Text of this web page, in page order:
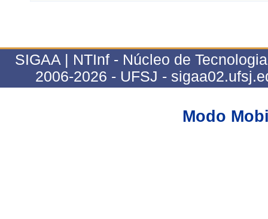
SIGAA | NTInf - Núcleo de
2006-2026 - UFSJ -
Modo